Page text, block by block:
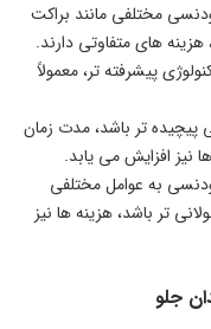
مختلفی مانند براکت
های متفاوتی دارند.
پیشرفته تر، معمولاً
پیچیده تر باشد، مدت زمان
نیز افزایش می یابد.
به عوامل مختلفی
تر باشد، هزینه ها نیز
جلو